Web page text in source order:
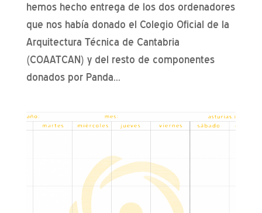
hemos hecho entrega de los dos ordenadores
que nos había donado el Colegio Oficial de la
Arquitectura Técnica de Cantabria
(COAATCAN) y del resto de componentes
donados por Panda...